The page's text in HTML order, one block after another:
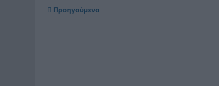
Προηγούμενο